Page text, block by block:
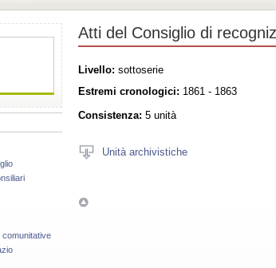
comunitative
Atti del Consiglio di
Livello: sottoserie
Estremi cronologici: 1861 - 1863
Consistenza: 5 unità
Unità archivistiche